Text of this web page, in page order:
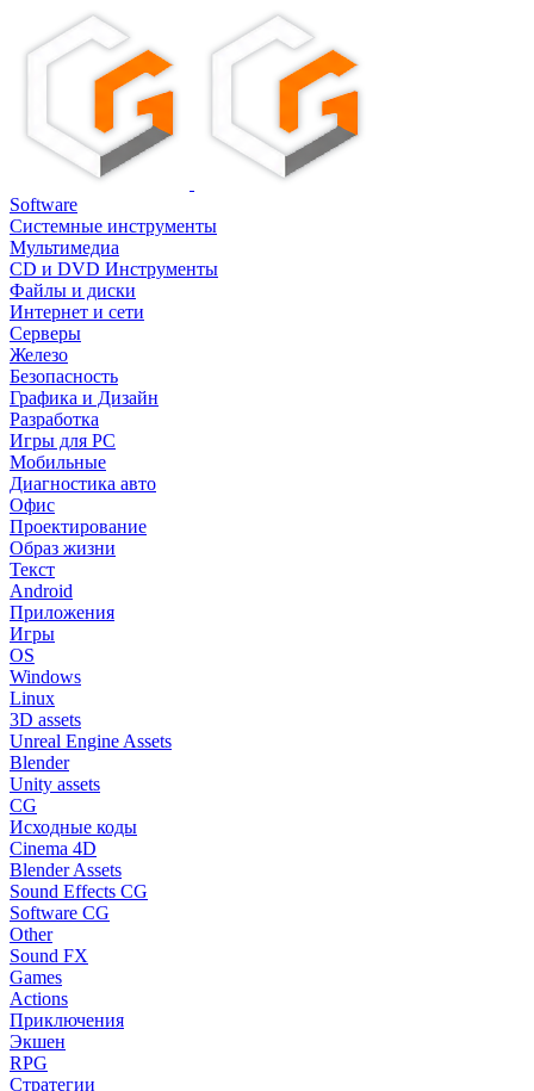
Software
Системные инструменты
Мультимедиа
CD и DVD Инструменты
Файлы и диски
Интернет и сети
Серверы
Железо
Безопасность
Графика и Дизайн
Разработка
Игры для PC
Мобильные
Диагностика авто
Офис
Проектирование
Образ жизни
Текст
Android
Приложения
Игры
OS
Windows
Linux
3D assets
Unreal Engine Assets
Blender
Unity assets
CG
Исходные коды
Cinema 4D
Blender Assets
Sound Effects CG
Software CG
Other
Sound FX
Games
Actions
Приключения
Экшен
RPG
Стратегии